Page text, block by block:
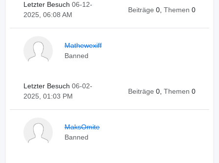
Letzter Besuch 06-12-
2025, 06:08 AM
Beiträge 0, Themen 0
Mathewexiff
Banned
Letzter Besuch 06-02-
2025, 01:03 PM
Beiträge 0, Themen 0
MaksOmite
Banned